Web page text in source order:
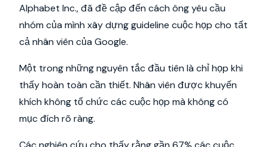
Alphabet Inc., đã đề cập đến cách ông yêu cầu
nhóm của mình xây dựng guideline cuộc họp cho tất
cả nhân viên của Google.
Một trong những nguyên tắc đầu tiên là chỉ họp khi
thấy hoàn toàn cần thiết. Nhân viên được khuyến
khích không tổ chức các cuộc họp mà không có
mục đích rõ ràng.